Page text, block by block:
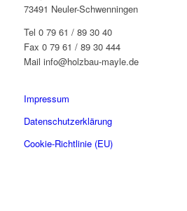
73491 Neuler-Schwenningen
Tel 0 79 61 / 89 30 40
Fax 0 79 61 / 89 30 444
Mail info@holzbau-mayle.de
Impressum
Datenschutzerklärung
Cookie-Richtlinie (EU)